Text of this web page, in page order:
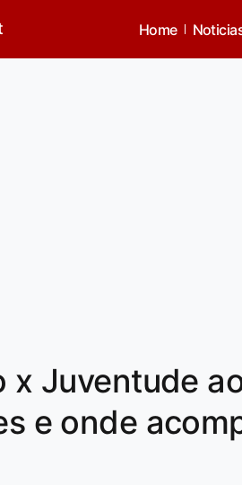
Home
x Juventude
e onde